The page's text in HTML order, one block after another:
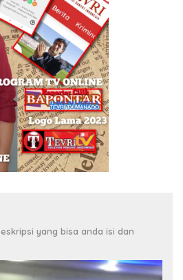
yang bisa anda isi dan